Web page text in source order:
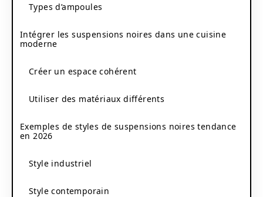
Types d’ampoules
Intégrer les suspensions noires dans une cuisine
moderne
Créer un espace cohérent
Utiliser des matériaux différents
Exemples de styles de suspensions noires tendance
en 2026
Style industriel
Style contemporain